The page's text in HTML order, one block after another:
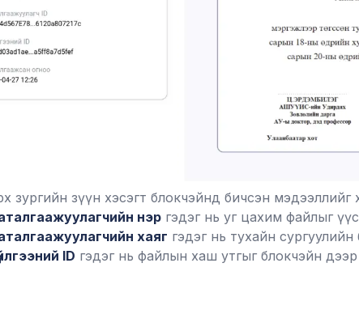
зургийн зүүн хэсэгт блокчэйнд бичсэн мэдээллийг
нэр гэдэг нь уг цахим файлыг
хаяг гэдэг нь тухайн
ID гэдэг нь файлын хаш утгыг блокчэйн